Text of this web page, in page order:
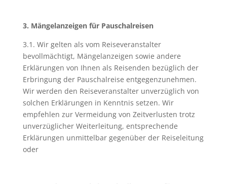
3. Mängelanzeigen für Pauschalreisen
3.1. Wir gelten als vom Reiseveranstalter
bevollmächtigt, Mängelanzeigen sowie andere
Erklärungen von Ihnen als Reisenden bezüglich der
Erbringung der Pauschalreise entgegenzunehmen.
Wir werden den Reiseveranstalter unverzüglich von
solchen Erklärungen in Kenntnis setzen. Wir
empfehlen zur Vermeidung von Zeitverlusten trotz
unverzüglicher Weiterleitung, entsprechende
Erklärungen unmittelbar gegenüber der Reiseleitung
oder